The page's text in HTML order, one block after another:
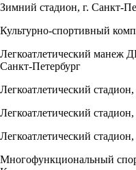
Зимний стадион, г. Санкт-
Культурно-спортивный
Легкоатлетический
Санкт-Петербург
Легкоатлетический стадион,
Легкоатлетический
Легкоатлетический
Многофункциональный